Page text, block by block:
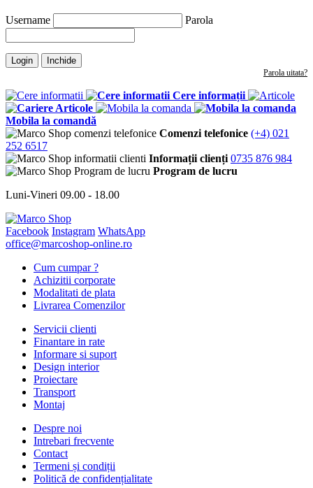
Username Parola
Login Inchide
Parola uitata?
Cere informații
Articole
Mobila la comandă
Comenzi telefonice (+4) 021
252 6517
Informații clienți 0735 876 984
Program de lucru
Luni-Vineri 09.00 - 18.00
Facebook Instagram WhatsApp
office@marcoshop-online.ro
Cum cumpar ?
Achizitii corporate
Modalitati de plata
Livrarea Comenzilor
Servicii clienti
Finantare in rate
Informare si suport
Design interior
Proiectare
Transport
Montaj
Despre noi
Intrebari frecvente
Contact
Termeni și condiții
Politică de confidențialitate